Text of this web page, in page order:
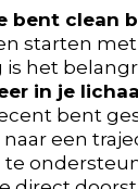
bent clean
starten
het
in je
bent
een